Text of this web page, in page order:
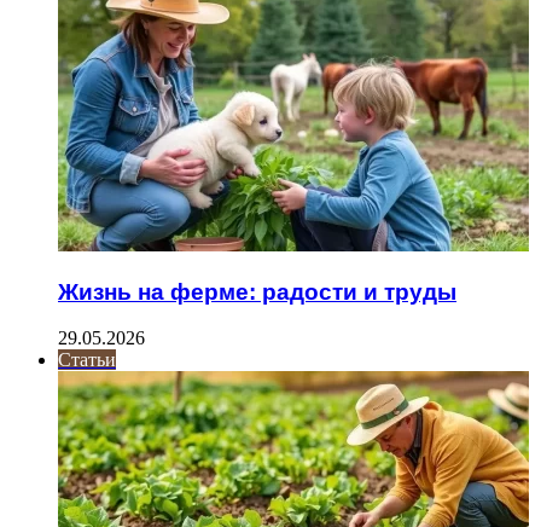
Жизнь на ферме: радости и труды
29.05.2026
Статьи